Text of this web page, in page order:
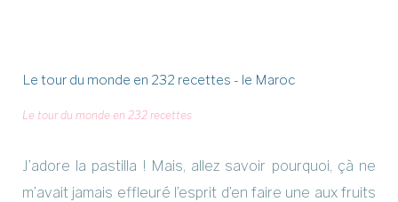
Le tour du monde en 232 recettes - le Maroc
Le tour du monde en 232 recettes
J’adore la pastilla ! Mais, allez savoir pourquoi, çà ne
m’avait jamais effleuré l’esprit d’en faire une aux fruits